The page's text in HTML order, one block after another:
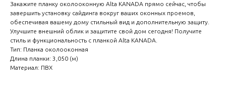
create your
block from
Закажите планку околооконную Alta KANADA прямо сейчас, чтобы
завершить установку сайдинга вокруг ваших оконных проемов,
обеспечивая вашему дому стильный вид и дополнительную защиту.
Улучшите внешний облик и защитите свой дом сегодня! Получите
стиль и функциональность с планкой Alta KANADA.
Тип: Планка околооконная
Длина планки: 3,050 (м)
Материал: ПВХ